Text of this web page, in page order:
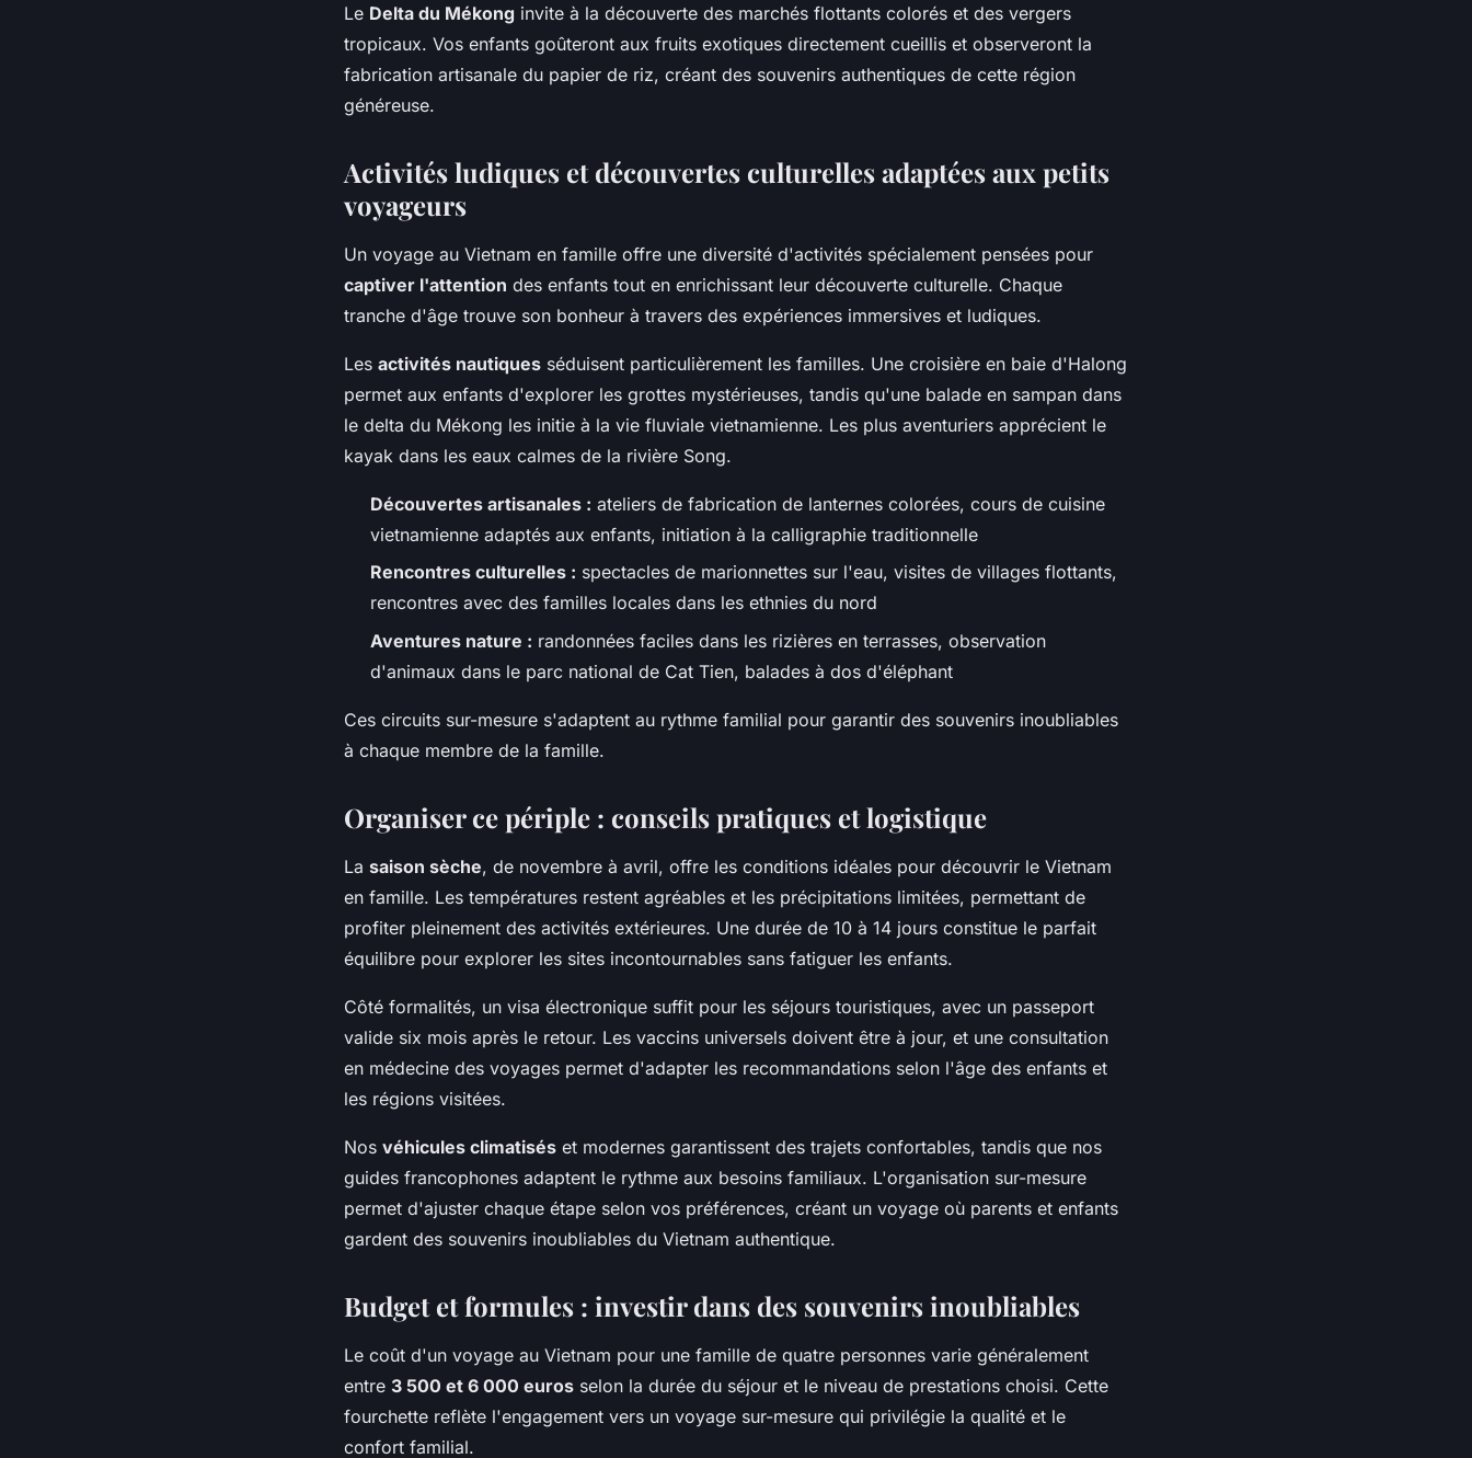
Le Delta du Mékong invite à la découverte des marchés flottants colorés et des vergers
tropicaux. Vos enfants goûteront aux fruits exotiques directement cueillis et observeront la
fabrication artisanale du papier de riz, créant des souvenirs authentiques de cette région
généreuse.
Activités ludiques et découvertes culturelles adaptées aux petits
voyageurs
Un voyage au Vietnam en famille offre une diversité d'activités spécialement pensées pour
captiver l'attention des enfants tout en enrichissant leur découverte culturelle. Chaque
tranche d'âge trouve son bonheur à travers des expériences immersives et ludiques.
Les activités nautiques séduisent particulièrement les familles. Une croisière en baie d'Halong
permet aux enfants d'explorer les grottes mystérieuses, tandis qu'une balade en sampan dans
le delta du Mékong les initie à la vie fluviale vietnamienne. Les plus aventuriers apprécient le
kayak dans les eaux calmes de la rivière Song.
Découvertes artisanales : ateliers de fabrication de lanternes colorées, cours de cuisine
vietnamienne adaptés aux enfants, initiation à la calligraphie traditionnelle
Rencontres culturelles : spectacles de marionnettes sur l'eau, visites de villages flottants,
rencontres avec des familles locales dans les ethnies du nord
Aventures nature : randonnées faciles dans les rizières en terrasses, observation
d'animaux dans le parc national de Cat Tien, balades à dos d'éléphant
Ces circuits sur-mesure s'adaptent au rythme familial pour garantir des souvenirs inoubliables
à chaque membre de la famille.
Organiser ce périple : conseils pratiques et logistique
La saison sèche, de novembre à avril, offre les conditions idéales pour découvrir le Vietnam
en famille. Les températures restent agréables et les précipitations limitées, permettant de
profiter pleinement des activités extérieures. Une durée de 10 à 14 jours constitue le parfait
équilibre pour explorer les sites incontournables sans fatiguer les enfants.
Côté formalités, un visa électronique suffit pour les séjours touristiques, avec un passeport
valide six mois après le retour. Les vaccins universels doivent être à jour, et une consultation
en médecine des voyages permet d'adapter les recommandations selon l'âge des enfants et
les régions visitées.
Nos véhicules climatisés et modernes garantissent des trajets confortables, tandis que nos
guides francophones adaptent le rythme aux besoins familiaux. L'organisation sur-mesure
permet d'ajuster chaque étape selon vos préférences, créant un voyage où parents et enfants
gardent des souvenirs inoubliables du Vietnam authentique.
Budget et formules : investir dans des souvenirs inoubliables
Le coût d'un voyage au Vietnam pour une famille de quatre personnes varie généralement
entre 3 500 et 6 000 euros selon la durée du séjour et le niveau de prestations choisi. Cette
fourchette reflète l'engagement vers un voyage sur-mesure qui privilégie la qualité et le
confort familial.